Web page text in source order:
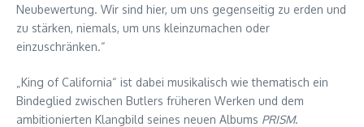
Neubewertung. Wir sind hier, um uns gegenseitig zu erden und
zu stärken, niemals, um uns kleinzumachen oder
einzuschränken.“
„King of California“ ist dabei musikalisch wie thematisch ein
Bindeglied zwischen Butlers früheren Werken und dem
ambitionierten Klangbild seines neuen Albums PRISM.